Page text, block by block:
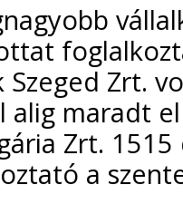
Szeged Zrt.
maradt
Zrt. 1515
a